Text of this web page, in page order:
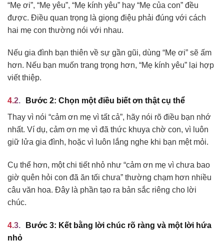
“Mẹ ơi”, “Mẹ yêu”, “Mẹ kính yêu” hay “Mẹ của con” đều
được. Điều quan trọng là giọng điệu phải đúng với cách
hai mẹ con thường nói với nhau.
Nếu gia đình bạn thiên về sự gần gũi, dùng “Mẹ ơi” sẽ ấm
hơn. Nếu bạn muốn trang trọng hơn, “Mẹ kính yêu” lại hợp
viết thiệp.
Bước 2: Chọn một điều biết ơn thật cụ thể
Thay vì nói “cảm ơn mẹ vì tất cả”, hãy nói rõ điều bạn nhớ
nhất. Ví dụ, cảm ơn mẹ vì đã thức khuya chờ con, vì luôn
giữ lửa gia đình, hoặc vì luôn lắng nghe khi bạn mệt mỏi.
Cụ thể hơn, một chi tiết nhỏ như “cảm ơn mẹ vì chưa bao
giờ quên hỏi con đã ăn tối chưa” thường chạm hơn nhiều
câu văn hoa. Đây là phần tạo ra bản sắc riêng cho lời
chúc.
Bước 3: Kết bằng lời chúc rõ ràng và một lời hứa
nhỏ